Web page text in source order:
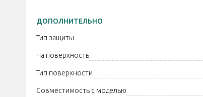
ДОПОЛНИТЕЛЬНО
Тип защиты
На поверхность
Тип поверхности
Совместимость с моделью